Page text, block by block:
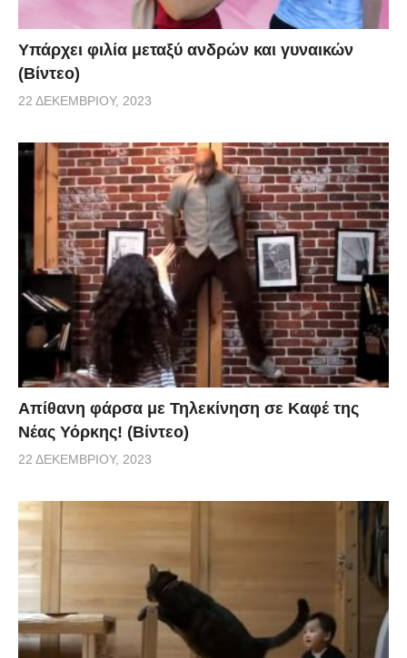
Υπάρχει φιλία μεταξύ ανδρών και γυναικών
(Βίντεο)
22 ΔΕΚΕΜΒΡΊΟΥ, 2023
Απίθανη φάρσα με Τηλεκίνηση σε Καφέ της
Νέας Υόρκης! (Βίντεο)
22 ΔΕΚΕΜΒΡΊΟΥ, 2023